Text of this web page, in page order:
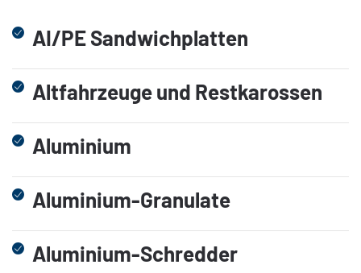
AI/PE Sandwichplatten
Altfahrzeuge und Restkarossen
Aluminium
Aluminium-Granulate
Aluminium-Schredder